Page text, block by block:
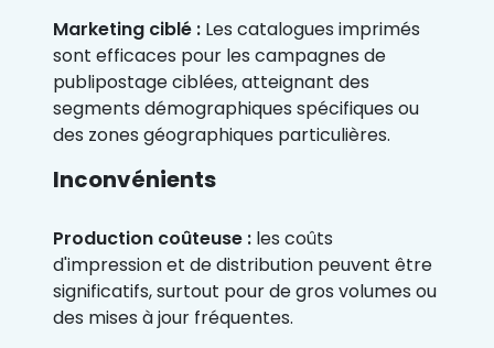
Marketing ciblé : Les catalogues imprimés
sont efficaces pour les campagnes de
publipostage ciblées, atteignant des
segments démographiques spécifiques ou
des zones géographiques particulières.
Inconvénients
Production coûteuse : les coûts
d'impression et de distribution peuvent être
significatifs, surtout pour de gros volumes ou
des mises à jour fréquentes.